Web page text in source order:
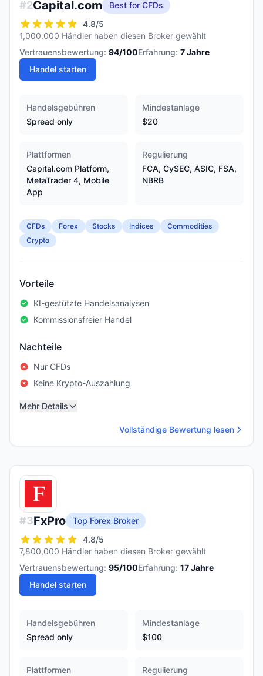
#2Capital.com
Best for CFDs
4.8/5
1,000,000 Händler haben diesen Broker gewählt
Vertrauensbewertung: 94/100Erfahrung: 7Jahre
Handel starten
Handelsgebühren
Spread only
Mindestanlage
$20
Plattformen
Capital.com Platform,
MetaTrader 4, Mobile
App
Regulierung
FCA, CySEC, ASIC, FSA,
NBRB
CFDs Forex Stocks Indices
Commodities
Crypto
Vorteile
KI-gestützte Handelsanalysen
Kommissionsfreier Handel
Nachteile
Nur CFDs
Keine Krypto-Auszahlung
Mehr Details
Vollständige Bewertung lesen
#3FxPro
Top Forex Broker
4.8/5
7,800,000 Händler haben diesen Broker gewählt
Vertrauensbewertung: 95/100Erfahrung: 17Jahre
Handel starten
Handelsgebühren
Spread only
Mindestanlage
$100
Plattformen Regulierung